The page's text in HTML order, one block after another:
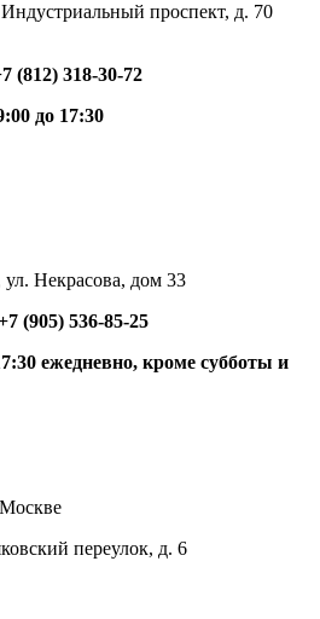
проспект, д. 70
(812) 318-30-72
до 17:30
Некрасова, дом 33
(905) 536-85-25
ежедневно, кроме субботы и
переулок, д. 6